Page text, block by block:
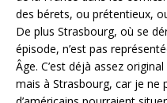
des bérets, ou prétentieux,
De plus Strasbourg, où se
épisode, n’est pas
Âge. C’est déjà assez
mais à Strasbourg, car je ne